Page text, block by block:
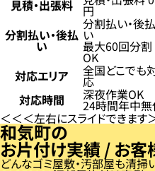
見積・出張料
円
分割払い・後払
い
分割払い・後払
い
最大60回分割
OK
対応エリア
全国どこでも
応
対応時間
深夜作業OK
24時間年中
左右にスライドできます
和気町の
お片付け実績 / お客
どんなゴミ屋敷・汚部屋も清掃